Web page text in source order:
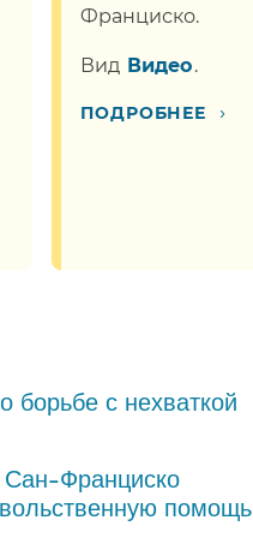
Франциско.​​
Вид​​ Видео​​.
ПОДРОБНЕЕ​​ ›
борьбе с нехваткой
Франциско
помощь